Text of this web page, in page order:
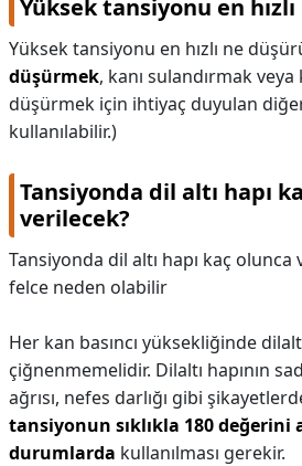
Yüksek tansiyonu en
Yüksek tansiyonu en hızlı ne
düşürmek, kanı sulandırmak veya
düşürmek için ihtiyaç duyulan
kullanılabilir.)
Tansiyonda dil altı hapı
verilecek?
Tansiyonda dil altı hapı kaç olunca
felce neden olabilir
Her kan basıncı yüksekliğinde
çiğnenmemelidir. Dilaltı hapının
ağrısı, nefes darlığı gibi
tansiyonun sıklıkla 180 değerini
durumlarda kullanılması gerekir.